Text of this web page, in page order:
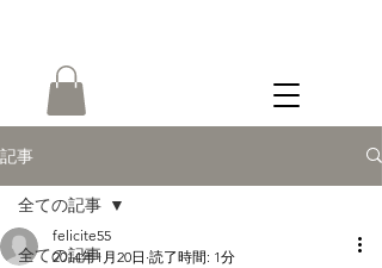
記事
全ての記事
全ての記事
felicite55
2014年1月20日 読了時間: 1分